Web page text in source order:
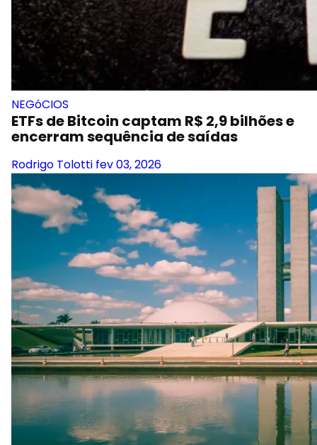
NEGóCIOS
ETFs de Bitcoin captam R$ 2,9 bilhões e
encerram sequência de saídas
Rodrigo Tolotti fev 03, 2026